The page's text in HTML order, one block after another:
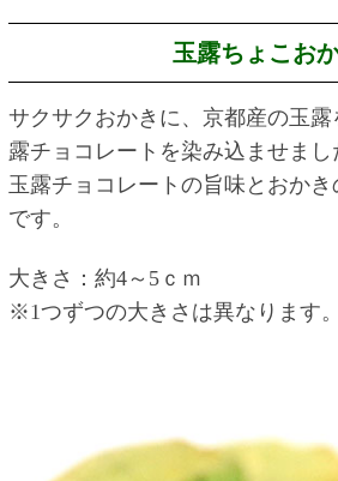
玉露ちょこお
サクサクおかきに、京都産の玉
露チョコレートを染み込ませまし
玉露チョコレートの旨味とおか
です。
大きさ：約4～5ｃｍ
※1つずつの大きさは異なります。